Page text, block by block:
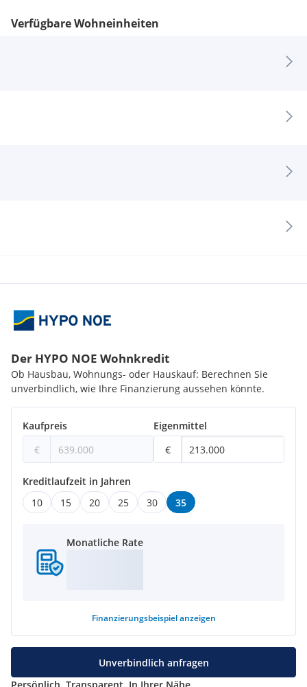
Verfügbare Wohneinheiten
Der HYPO NOE Wohnkredit
Ob Hausbau, Wohnungs- oder Hauskauf: Berechnen Sie
unverbindlich, wie Ihre Finanzierung aussehen könnte.
Kaufpreis
€
Eigenmittel
€
Kreditlaufzeit in Jahren
10
15 20 25 30 35
Monatliche Rate
Finanzierungsbeispiel anzeigen
Unverbindlich anfragen